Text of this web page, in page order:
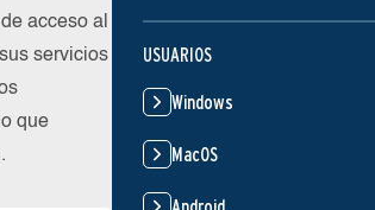
acceso al
servicios
que
USUARIOS
Windows
MacOS